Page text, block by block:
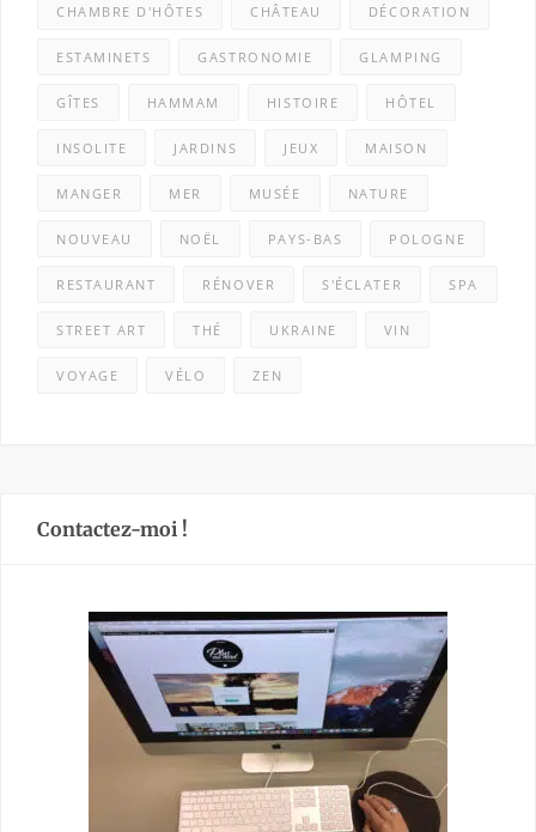
CHAMBRE D'HÔTES CHÂTEAU DÉCORATION
ESTAMINETS GASTRONOMIE GLAMPING
GÎTES HAMMAM HISTOIRE HÔTEL
INSOLITE JARDINS JEUX MAISON
MANGER MER MUSÉE NATURE
NOUVEAU NOËL PAYS-BAS POLOGNE
RESTAURANT RÉNOVER S'ÉCLATER SPA
STREET ART THÉ UKRAINE VIN
VOYAGE VÉLO ZEN
Contactez-moi !